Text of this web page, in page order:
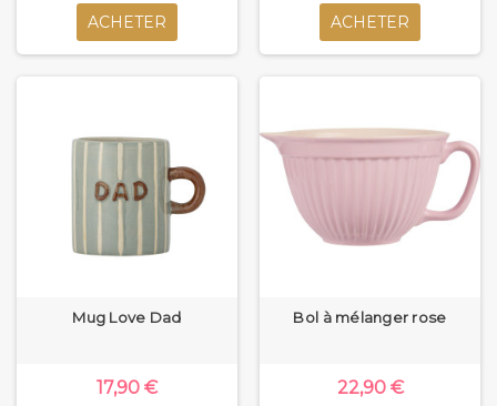
ACHETER ACHETER
Mug Love Dad
17,90 €
Bol à mélanger rose
22,90 €